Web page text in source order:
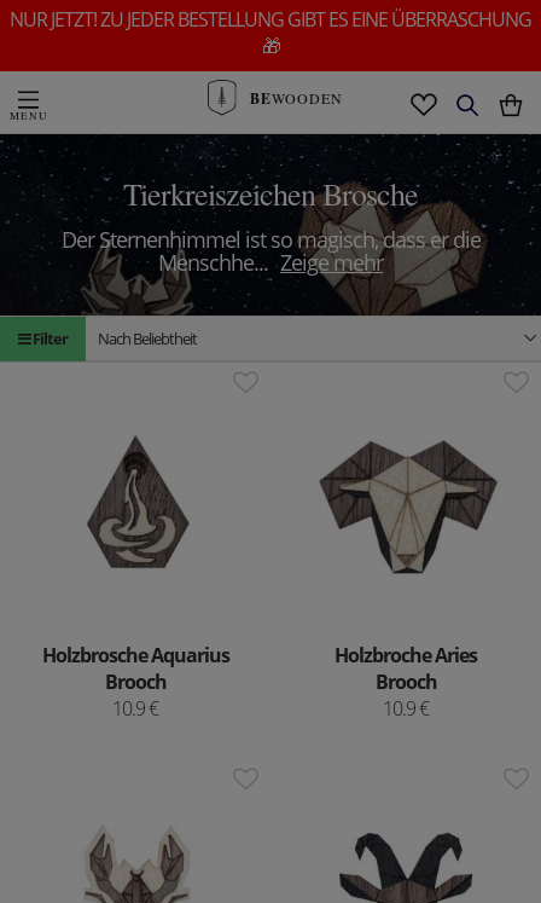
NUR JETZT! ZU JEDER BESTELLUNG GIBT ES EINE ÜBERRASCHUNG
🎁
BEWOODEN
Tierkreiszeichen Brosche
Der Sternenhimmel ist so magisch, dass er die
Menschhe... Zeige mehr
Filter Nach Beliebtheit
Holzbrosche Aquarius
Brooch
10.9 €
Holzbroche Aries
Brooch
10.9 €